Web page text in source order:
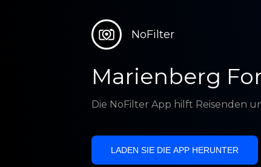
NoFilter
Marienberg
Die NoFilter App hilft Reisenden
LADEN SIE DIE APP HERUNTER